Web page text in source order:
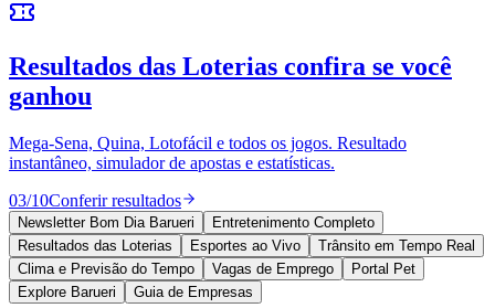
Resultados das Loterias confira se você
ganhou
Mega-Sena, Quina, Lotofácil e todos os jogos. Resultado
instantâneo, simulador de apostas e estatísticas.
03/10Conferir resultados
Newsletter Bom Dia Barueri
Entretenimento Completo
Resultados das Loterias
Esportes ao Vivo
Trânsito em Tempo Real
Clima e Previsão do Tempo
Vagas de Emprego
Portal Pet
Explore Barueri
Guia de Empresas